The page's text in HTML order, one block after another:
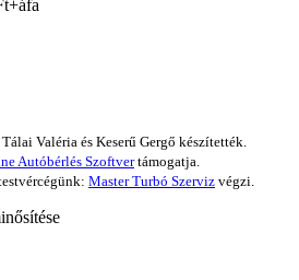
Valéria és Keserű Gergő készítették.
Autóbérlés Szoftvertámogatja.
Master Turbó Szerviz végzi.